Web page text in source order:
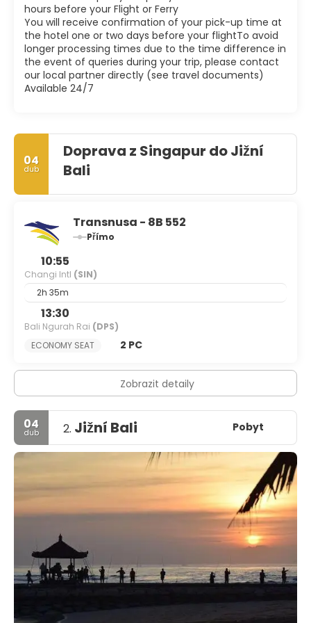
hours before your Flight or Ferry
You will receive confirmation of your pick-up time at
the hotel one or two days before your flightTo avoid
longer processing times due to the time difference in
the event of queries during your trip, please contact
our local partner directly (see travel documents)
Available 24/7
04
dub
Doprava z Singapur do Jižní
Bali
Transnusa - 8B 552
Přímo
10:55
Changi Intl (SIN)
2h 35m
13:30
Bali Ngurah Rai (DPS)
ECONOMY SEAT
2 PC
Zobrazit detaily
04
dub 2. Jižní Bali Pobyt